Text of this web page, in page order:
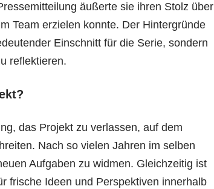
äußerte sie ihren Stolz über
Team erzielen konnte. Der Hintergründe
Einschnitt für die Serie, sondern
reflektieren.
das Projekt zu verlassen, auf dem
Nach so vielen Jahren im selben
Aufgaben zu widmen. Gleichzeitig ist
frische Ideen und Perspektiven innerhalb